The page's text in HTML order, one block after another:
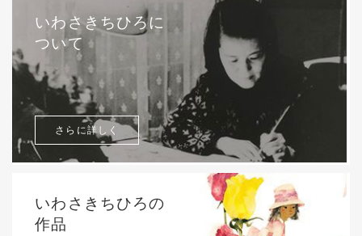
いわさきちひろに
ついて
さらに詳しく
いわさきちひろの
作品